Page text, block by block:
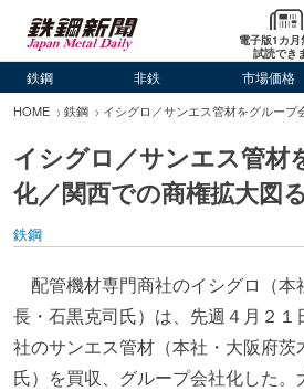
電子版1カ月
試読でき
鉄鋼 非鉄 市場価格
HOME 鉄鋼 イシグロ／サンエス管材をグループ
イシグロ／サンエス管材
化／関西での商権拡大図る
鉄鋼
配管機材専門商社のイシグロ（本
長・石黒克司氏）は、先週４月２
社のサンエス管材（本社・大阪府茨
氏）を買収、グループ会社化した